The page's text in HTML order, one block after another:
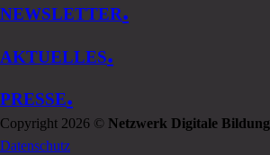
NEWSLETTER.
AKTUELLES.
PRESSE.
Copyright 2026 © Netzwerk Digitale Bildung
Datenschutz